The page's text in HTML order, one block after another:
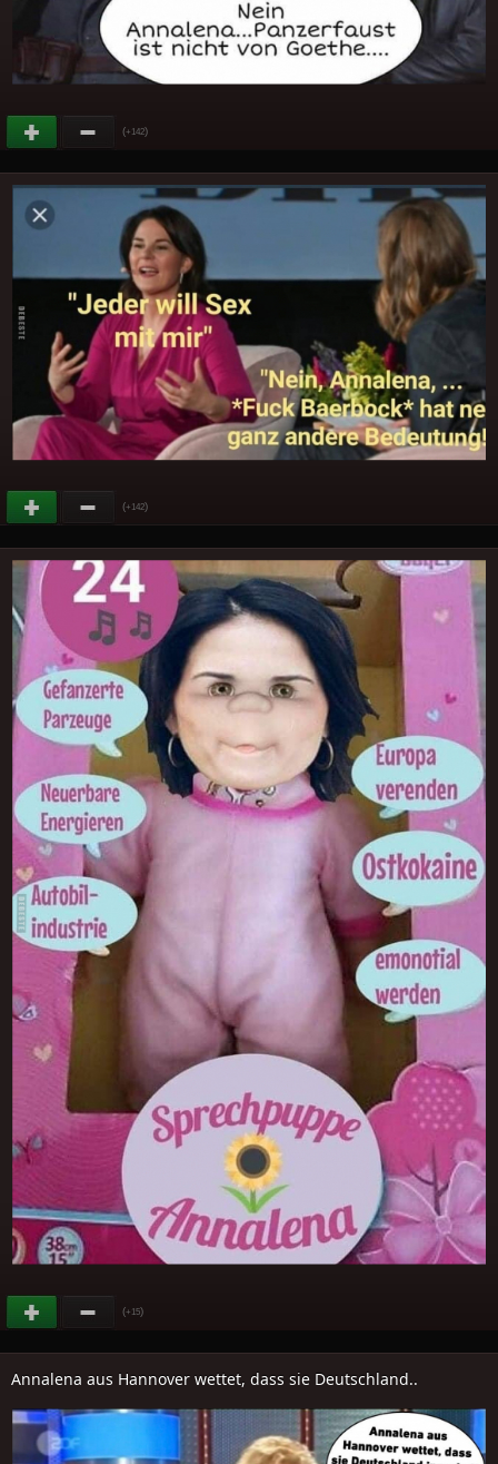
(+142)
(+142)
(+15)
Annalena aus Hannover wettet, dass sie Deutschland..